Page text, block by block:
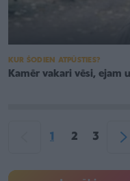
KUR ŠODIEN ATPŪSTIES?
Kamēr vakari vēsi, ejam
1 2 3